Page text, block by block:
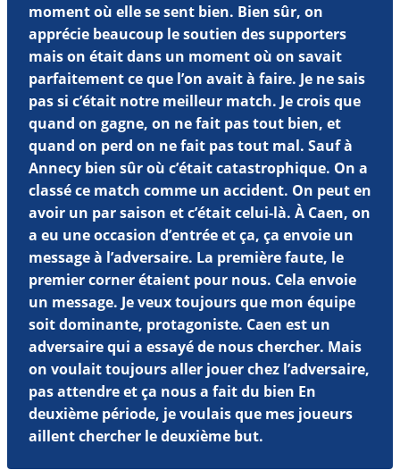
moment où elle se sent bien. Bien sûr, on
apprécie beaucoup le soutien des supporters
mais on était dans un moment où on savait
parfaitement ce que l’on avait à faire. Je ne sais
pas si c’était notre meilleur match. Je crois que
quand on gagne, on ne fait pas tout bien, et
quand on perd on ne fait pas tout mal. Sauf à
Annecy bien sûr où c’était catastrophique. On a
classé ce match comme un accident. On peut en
avoir un par saison et c’était celui-là. À Caen, on
a eu une occasion d’entrée et ça, ça envoie un
message à l’adversaire. La première faute, le
premier corner étaient pour nous. Cela envoie
un message. Je veux toujours que mon équipe
soit dominante, protagoniste. Caen est un
adversaire qui a essayé de nous chercher. Mais
on voulait toujours aller jouer chez l’adversaire,
pas attendre et ça nous a fait du bien En
deuxième période, je voulais que mes joueurs
aillent chercher le deuxième but.